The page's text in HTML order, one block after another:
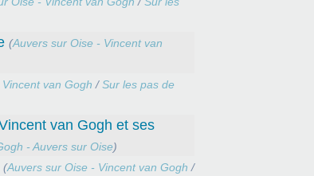
(Auvers sur Oise - Vincent van
van Gogh /Sur les pas de
van Gogh et ses
- Auvers sur Oise)
(Auvers sur Oise - Vincent van Gogh /